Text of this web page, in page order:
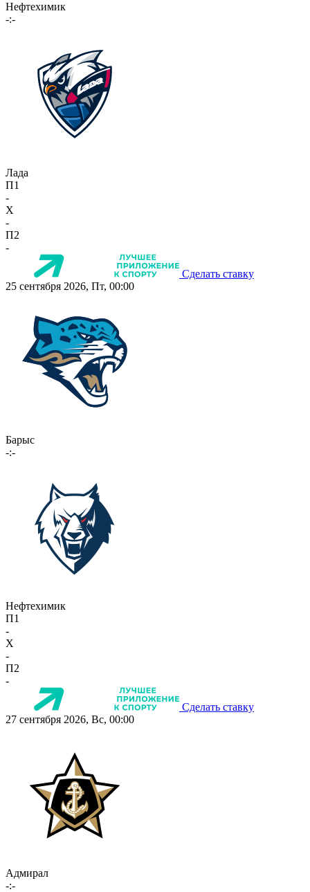
Нефтехимик
-:-
Лада
П1
-
X
-
П2
-
Сделать ставку
25 сентября 2026, Пт, 00:00
Барыс
-:-
Нефтехимик
П1
-
X
-
П2
-
Сделать ставку
27 сентября 2026, Вс, 00:00
Адмирал
-:-